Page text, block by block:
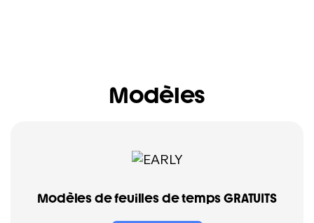
Modèles
Modèles de feuilles de temps GRATUITS